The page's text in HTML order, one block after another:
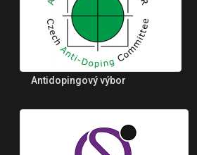
Antidopingový výbor